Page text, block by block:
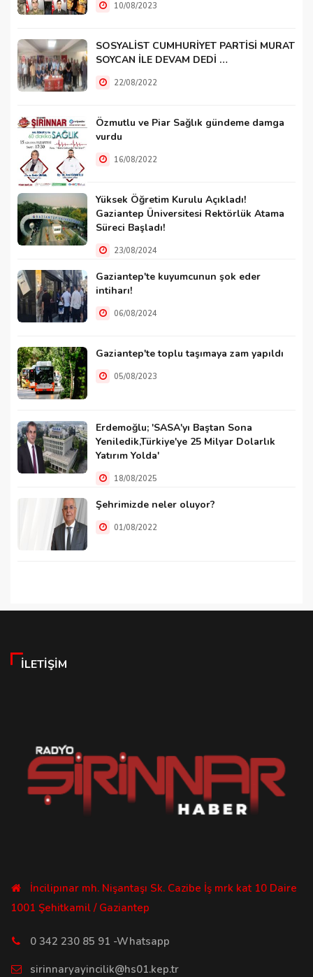
10/08/2023
SOSYALİST CUMHURİYET PARTİSİ MURAT
SOYCAN İLE DEVAM DEDİ …
22/08/2022
Özmutlu ve Piar Sağlık gündeme damga
vurdu
16/08/2022
Yüksek Öğretim Kurulu Açıkladı!
Gaziantep Üniversitesi Rektörlük Atama
Süreci Başladı!
23/08/2024
Gaziantep'te kuyumcunun şok eder
intiharı!
06/08/2024
Gaziantep'te toplu taşımaya zam yapıldı
05/08/2023
Erdemoğlu; 'SASA'yı Baştan Sona
Yeniledik,Türkiye'ye 25 Milyar Dolarlık
Yatırım Yolda'
18/08/2025
Şehrimizde neler oluyor?
01/08/2022
İLETIŞIM
İncilipınar mh. Nişantaşı Sk. Cazibe İş mrk kat 10 Daire
1001 Şehitkamil / Gaziantep
0 342 230 85 91 -Whatsapp
sirinnaryayincilik@hs01.kep.tr